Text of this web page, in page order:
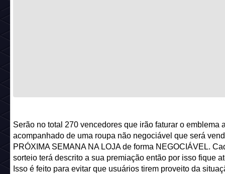
Serão no total 270 vencedores que irão faturar o emblema
acompanhado de uma roupa não negociável que será
PRÓXIMA SEMANA NA LOJA de forma NEGOCIÁVEL.
sorteio terá descrito a sua premiação então por isso fique
Isso é feito para evitar que usuários tirem proveito da